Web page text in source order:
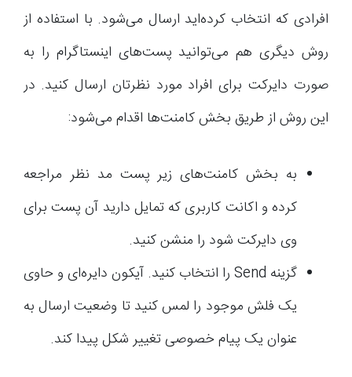
افرادی که انتخاب کرده‌اید ارسال می‌شود. با استفاده از
روش دیگری هم می‌توانید پست‌های اینستاگرام را به
صورت دایرکت برای افراد مورد نظرتان ارسال کنید. در
این روش از طریق بخش کامنت‌ها اقدام می‌شود:
به بخش کامنت‌های زیر پست مد نظر مراجعه
کرده و اکانت کاربری که تمایل دارید آن پست برای
وی دایرکت شود را منشن کنید.
گزینه Send را انتخاب کنید. آیکون دایره‌ای و حاوی
یک فلش موجود را لمس کنید تا وضعیت ارسال به
عنوان یک پیام خصوصی تغییر شکل پیدا کند.